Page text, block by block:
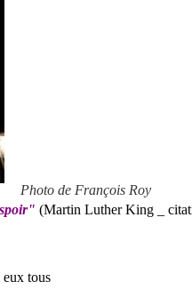
Photo de François Roy
(Martin Luther King _
tous